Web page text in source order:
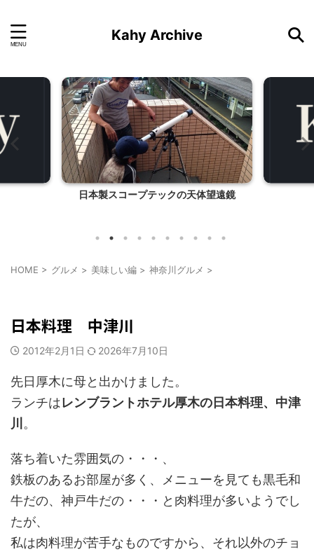
Kahy Archive
ホテルのバッフェ
HOME > グルメ > 美味しい編 > 神奈川グルメ >
日本料理 中津川
2012年2月1日 2026年7月10日
先日厚木に母と出かけました。
ランチはレンブラントホテル厚木の日本料理、中津
川 。
落ち着いた雰囲気の・・・、
鉄板のあるお部屋が多く、メニューを見ても黒毛和
牛だの、神戸牛だの・・・と肉料理が多いようでし
たが、
私は肉料理が苦手なものですから、それ以外のチョ